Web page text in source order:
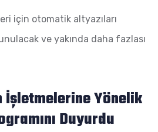
için otomatik altyazıları
ve yakında daha fazlası
İşletmelerine Yönelik
Duyurdu